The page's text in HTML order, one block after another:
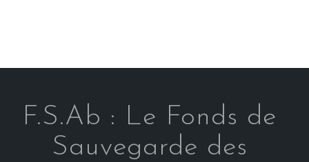
F.S.Ab : Le Fonds de
Sauvegarde des